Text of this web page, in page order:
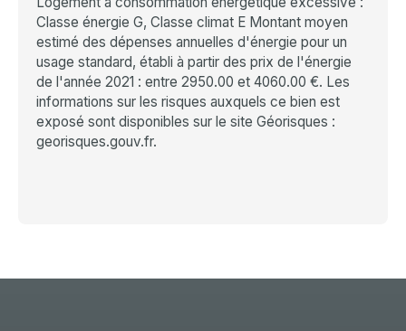
Classe énergie G, Classe climat E Montant moyen
estimé des dépenses annuelles d'énergie pour un
usage standard, établi à partir des prix de l'énergie
de l'année 2021 : entre 2950.00 et 4060.00 €. Les
informations sur les risques auxquels ce bien est
exposé sont disponibles sur le site Géorisques :
georisques.gouv.fr.